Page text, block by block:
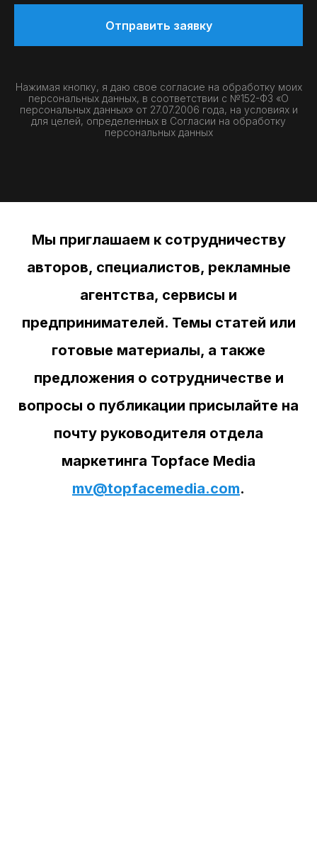
Отправить заявку
Нажимая кнопку, я даю свое согласие на обработку моих
персональных данных, в соответствии с №152-ФЗ «О
персональных данных» от 27.07.2006 года, на условиях и
для целей, определенных в Согласии на обработку
персональных данных
Мы приглашаем к сотрудничеству
авторов, специалистов, рекламные
агентства, сервисы и
предпринимателей. Темы статей или
готовые материалы, а также
предложения о сотрудничестве и
вопросы о публикации присылайте на
почту руководителя отдела
маркетинга Topface Media
mv@topfacemedia.com.